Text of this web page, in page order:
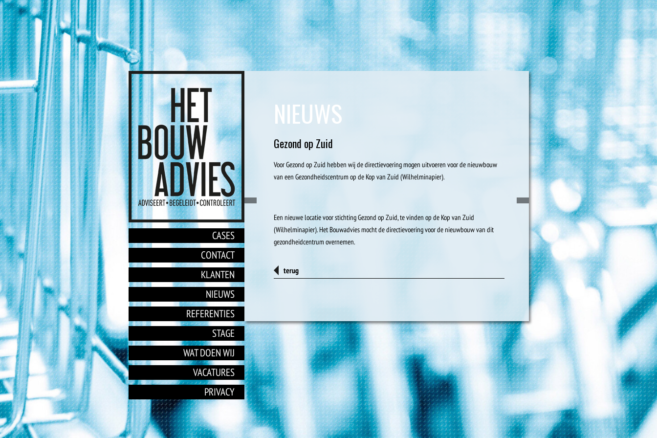
CASES
CONTACT
KLANTEN
NIEUWS
REFERENTIES
STAGE
WAT DOEN WIJ
VACATURES
PRIVACY
NIEUWS
Gezond op Zuid
Voor Gezond op Zuid hebben wij de directievoering mogen uitvoeren voor de nieuwbouw
van een Gezondheidscentrum op de Kop van Zuid (Wilhelminapier).
Een nieuwe locatie voor stichting Gezond op Zuid, te vinden op de Kop van Zuid
(Wilhelminapier). Het Bouwadvies mocht de directievoering voor de nieuwbouw van dit
gezondheidcentrum overnemen.
terug